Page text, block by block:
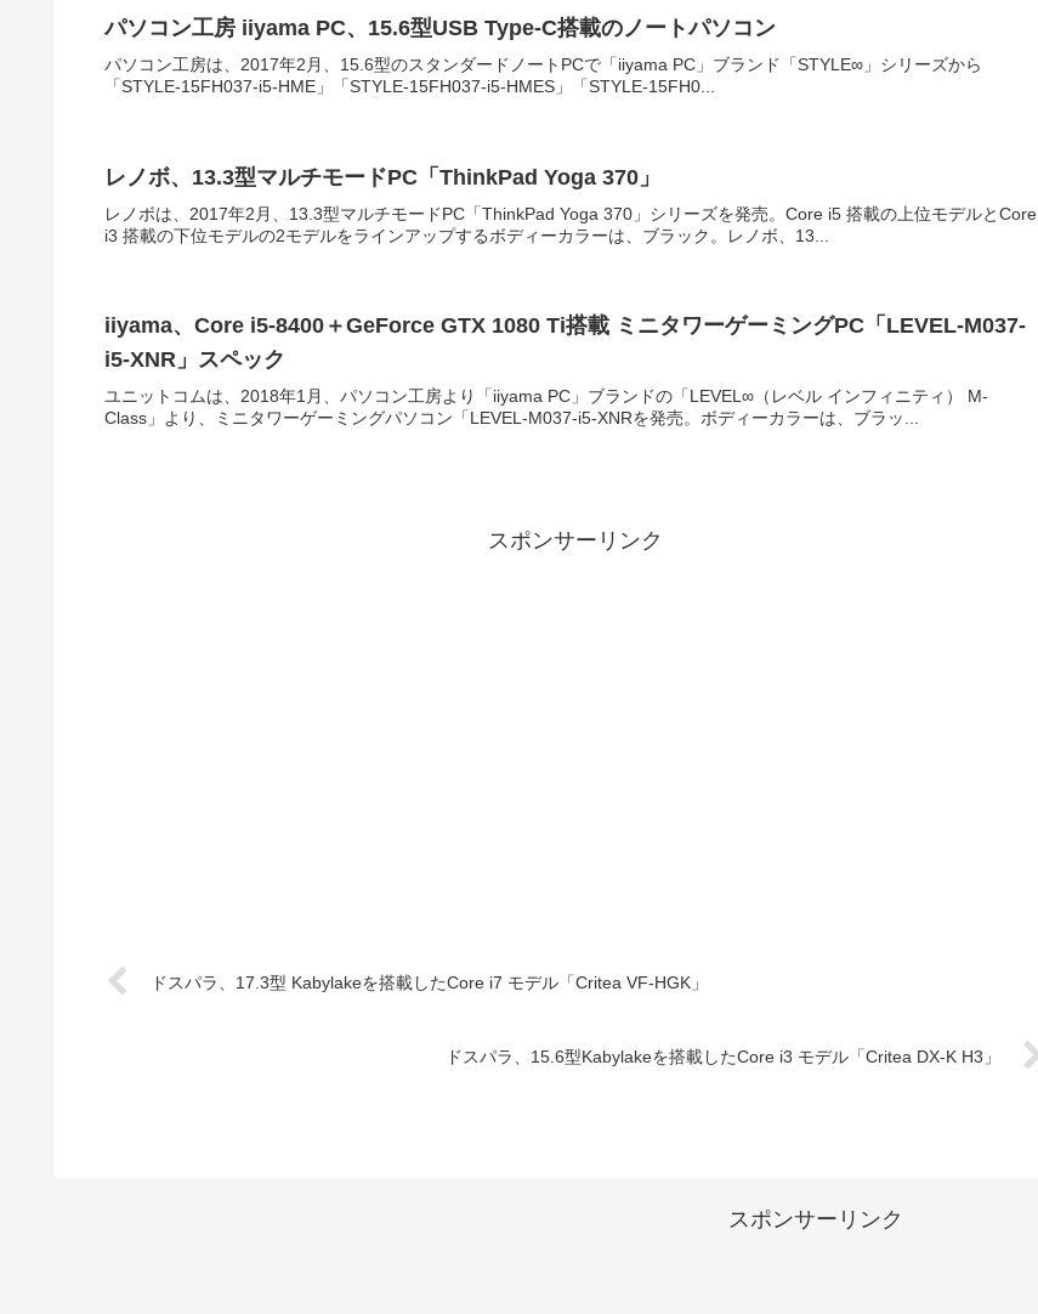
パソコン工房 iiyama PC、15.6型USB Type-C搭載のノートパソコン
パソコン工房は、2017年2月、15.6型のスタンダードノートPCで「iiyama PC」ブランド「STYLE∞」シリーズから
「STYLE-15FH037-i5-HME」「STYLE-15FH037-i5-HMES」「STYLE-15FH0...
レノボ、13.3型マルチモードPC「ThinkPad Yoga 370」
レノボは、2017年2月、13.3型マルチモードPC「ThinkPad Yoga 370」シリーズを発売。Core i5 搭載の上位モデルとCore
i3 搭載の下位モデルの2モデルをラインアップするボディーカラーは、ブラック。レノボ、13...
iiyama、Core i5-8400＋GeForce GTX 1080 Ti搭載 ミニタワーゲーミングPC「LEVEL-M037-
i5-XNR」スペック
ユニットコムは、2018年1月、パソコン工房より「iiyama PC」ブランドの「LEVEL∞（レベル インフィニティ） M-
Class」より、ミニタワーゲーミングパソコン「LEVEL-M037-i5-XNRを発売。ボディーカラーは、ブラッ...
スポンサーリンク
ドスパラ、17.3型 Kabylakeを搭載したCore i7 モデル「Critea VF-HGK」
ドスパラ、15.6型Kabylakeを搭載したCore i3 モデル「Critea DX-K H3」
スポンサーリンク